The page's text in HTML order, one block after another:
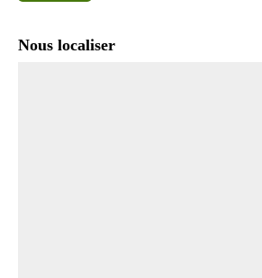
Nous localiser